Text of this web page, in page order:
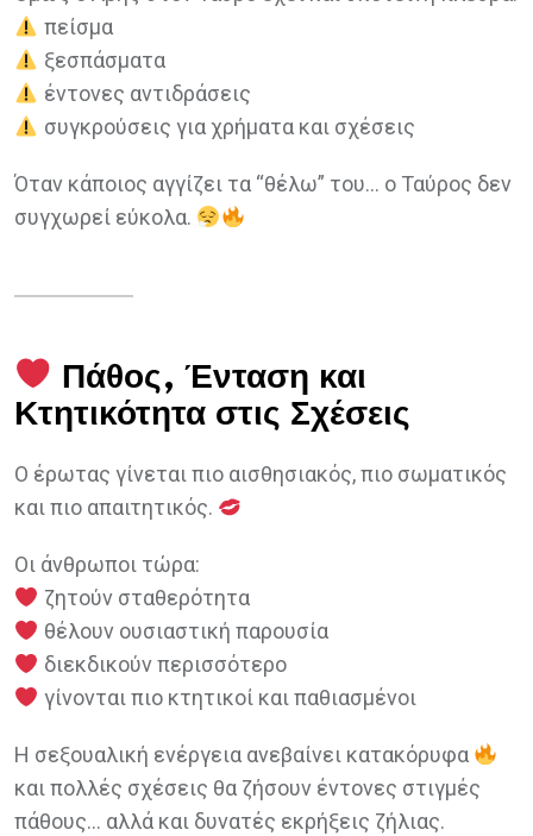
πείσμα
ξεσπάσματα
έντονες αντιδράσεις
συγκρούσεις για χρήματα και σχέσεις
Όταν κάποιος αγγίζει τα “θέλω” του… ο Ταύρος δεν
συγχωρεί εύκολα.
Πάθος, Ένταση και
Κτητικότητα στις Σχέσεις
Ο έρωτας γίνεται πιο αισθησιακός, πιο σωματικός
και πιο απαιτητικός.
Οι άνθρωποι τώρα:
ζητούν σταθερότητα
θέλουν ουσιαστική παρουσία
διεκδικούν περισσότερο
γίνονται πιο κτητικοί και παθιασμένοι
Η σεξουαλική ενέργεια ανεβαίνει κατακόρυφα
και πολλές σχέσεις θα ζήσουν έντονες στιγμές
πάθους… αλλά και δυνατές εκρήξεις ζήλιας.